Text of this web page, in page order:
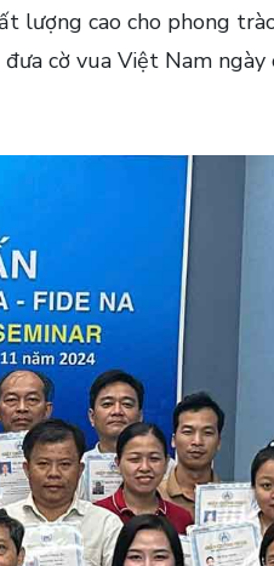
lượng cao cho phong
cờ vua Việt Nam